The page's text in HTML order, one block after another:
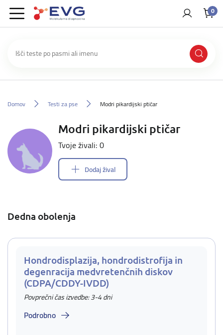
0
Domov Testi za pse Modri pikardijski ptičar
Modri pikardijski ptičar
Tvoje živali: 0
Dodaj žival
Dedna obolenja
Hondrodisplazija, hondrodistrofija in
degenracija medvretenčnih diskov
(CDPA/CDDY-IVDD)
Povprečni čas izvedbe: 3-4 dni
Podrobno